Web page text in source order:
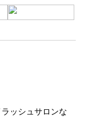
ッシュサロンな